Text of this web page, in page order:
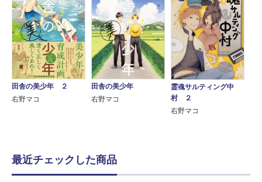
田舎の美少年 ２
右野マコ
田舎の美少年
右野マコ
霊魂サルティング中
村 ２
右野マコ
最近チェックした商品